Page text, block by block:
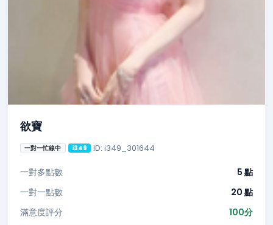
欲寶
一對一忙線中 i349 ID: i349_301644
一對多點數
5 點
一對一點數
20 點
滿意度評分
100分